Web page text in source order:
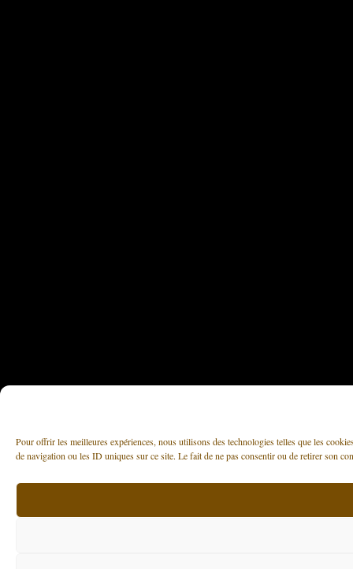
Pour offrir les meilleures expériences, nous utilisons des technologies telles que les
de navigation ou les ID uniques sur ce site. Le fait de ne pas consentir ou de retirer son